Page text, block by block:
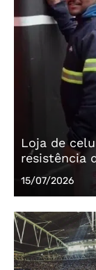
Loja de
resistência
Posted
on
15/07/2026